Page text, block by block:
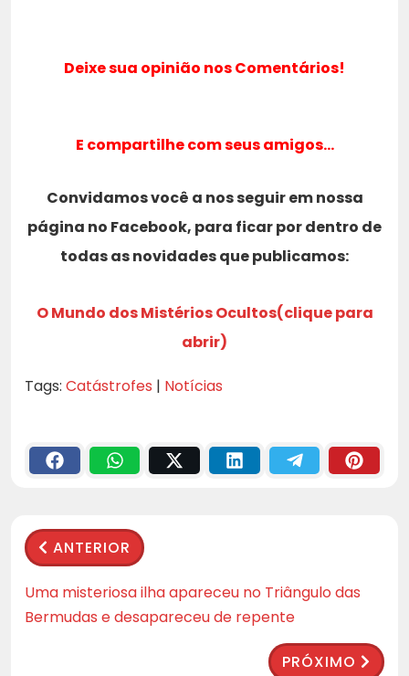
Deixe sua opinião nos Comentários!
E compartilhe com seus amigos…
Convidamos você a nos seguir em nossa
página no Facebook, para ficar por dentro de
todas as novidades que publicamos:
O Mundo dos Mistérios Ocultos(clique para
abrir)
Tags: Catástrofes | Notícias
ANTERIOR
Uma misteriosa ilha apareceu no Triângulo das
Bermudas e desapareceu de repente
PRÓXIMO